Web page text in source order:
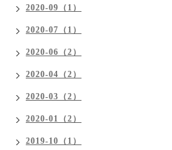
2020-09（1）
2020-07（1）
2020-06（2）
2020-04（2）
2020-03（2）
2020-01（2）
2019-10（1）